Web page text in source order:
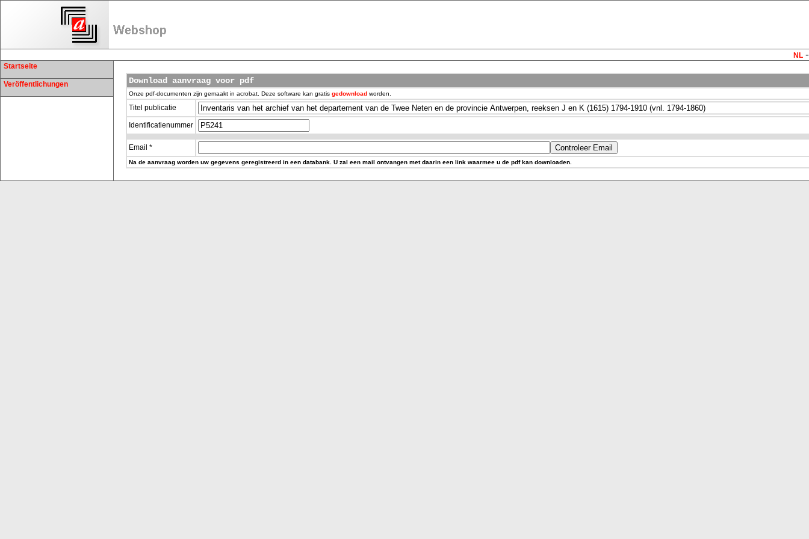
NL
Startseite
Veröffentlichungen Download aanvraag voor pdf
Onze pdf-documenten zijn gemaakt in acrobat. Deze software kan gratis gedownload worden.
Titel publicatie
Identificatienummer
Email *
Na de aanvraag worden uw gegevens geregistreerd in een databank. U zal een mail ontvangen met daarin een link waarmee u de pdf kan downloaden.